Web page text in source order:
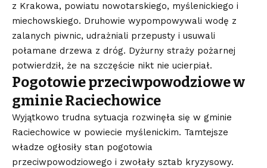
z Krakowa, powiatu nowotarskiego, myślenickiego i
miechowskiego. Druhowie wypompowywali wodę z
zalanych piwnic, udrażniali przepusty i usuwali
połamane drzewa z dróg. Dyżurny straży pożarnej
potwierdził, że na szczęście nikt nie ucierpiał.
Pogotowie przeciwpowodziowe w
gminie Raciechowice
Wyjątkowo trudna sytuacja rozwinęła się w gminie
Raciechowice w powiecie myślenickim. Tamtejsze
władze ogłosiły stan pogotowia
przeciwpowodziowego i zwołały sztab kryzysowy.